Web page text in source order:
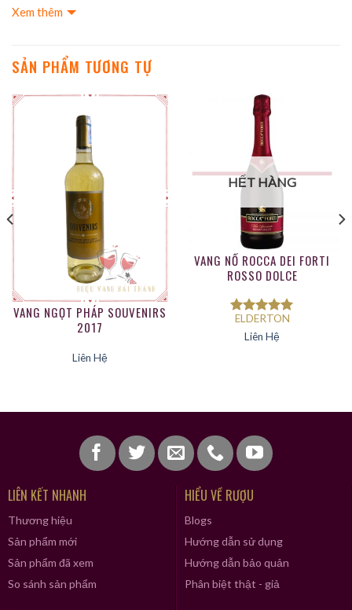
vanni nhẹ nhàng đọng lại trong vòm miệng.
Tannin mượt mà và không thể pha lẫn với các dòng rượu
Xem thêm
SẢN PHẨM TƯƠNG TỰ
VANG NGỌT PHÁP SOUVENIRS
2017
Liên Hệ
HẾT HÀNG
VANG NỔ ROCCA DEI FORTI
ROSSO DOLCE
Được xếp
hạng5.00
ELDERTON
Liên Hệ
LIÊN KẾT NHANH
Thương hiệu
Sản phẩm mới
Sản phẩm đã xem
So sánh sản phẩm
HIỂU VỀ RƯỢU
Blogs
Hướng dẫn sử dụng
Hướng dẫn bảo quản
Phân biệt thật - giả